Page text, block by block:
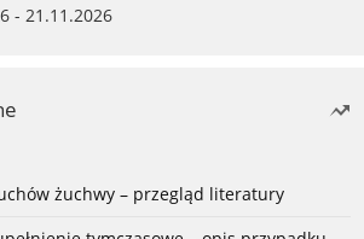
- 21.11.2026
żuchwy – przegląd literatury